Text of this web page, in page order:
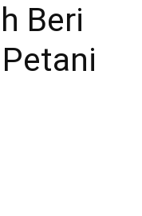
Beri